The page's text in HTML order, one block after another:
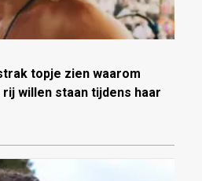
topje zien waarom
willen staan tijdens haar